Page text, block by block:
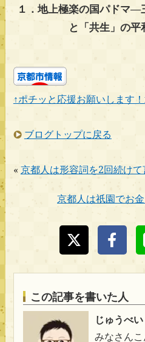
１．地上極楽の国パドマ―
と「共生」の
↑ポチッと応援お願いします
ブログトップに戻る
« 京都人は形容詞を2回続けて
京都人は祇園でお
この記事を書いた人
じゅうべい
みなさん